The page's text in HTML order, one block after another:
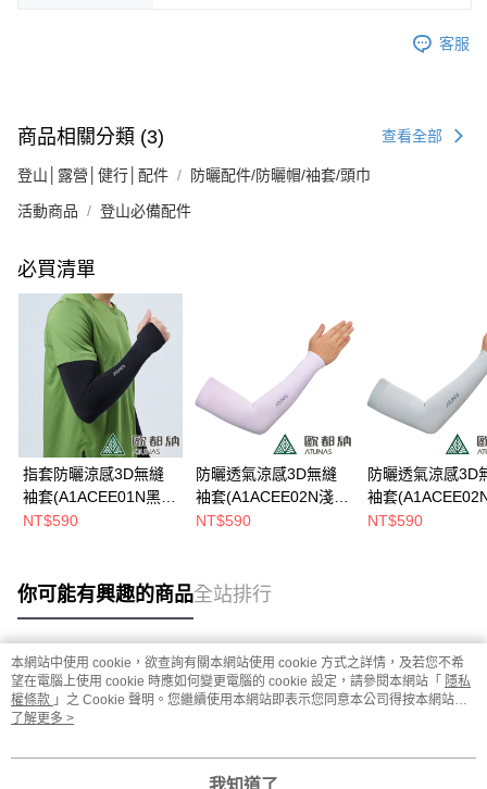
客服
商品相關分類 (3) 查看全部
登山│露營│健行│配件 防曬配件/防曬帽/袖套/頭巾
活動商品 登山必備配件
必買清單
指套防曬涼感3D無縫
袖套(A1ACEE01N黑/
防曬/涼爽/透氣)
NT$590
防曬透氣涼感3D無縫
袖套(A1ACEE02N淺
紫/防曬/涼爽)
NT$590
防曬透氣涼感3D
袖套
灰/防曬/涼爽)
NT$590
你可能有興趣的商品全站排行
熱門標籤
本網站中使用 cookie，欲查詢有關本網站使用 cookie 方式之詳情，及若您不希
望在電腦上使用 cookie 時應如何變更電腦的 cookie 設定，請參閱本網站「 隱私
權條款 」之 Cookie 聲明。您繼續使用本網站即表示您同意本公司得按本網站使
用條款之 Cookie 聲明使用 cookie。
了解更多 >
我知道了